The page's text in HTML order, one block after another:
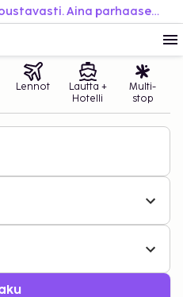
Varaa helposti. Matkusta joustavasti. Aina parhaaseen hintaan.
Lennot
Lautta +
Hotelli
Multi-
stop